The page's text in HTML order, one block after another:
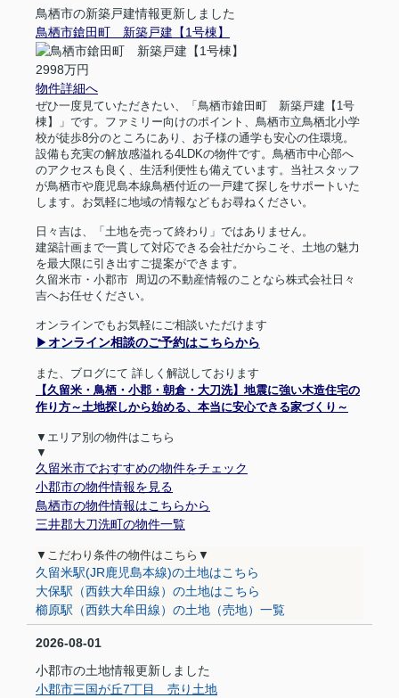
鳥栖市の新築戸建情報更新しました
鳥栖市鎗田町 新築戸建【1号棟】
2998万円
物件詳細へ
ぜひ一度見ていただきたい、「鳥栖市鎗田町 新築戸建【 1 号
棟】」です。ファミリー向けのポイント、鳥栖市立鳥栖北小学
校が徒歩8分のところにあり、お子様の通学も安心の住環境。
設備も充実の解放感溢れる4LDKの物件です。鳥栖市中心部へ
のアクセスも良く、生活利便性も備えています。当社スタッフ
が鳥栖市や鹿児島本線鳥栖付近の一戸建て探しをサポートいた
します。お気軽に地域の情報などもお尋ねください。
日々吉は、「土地を売って終わり」ではありません。
建築計画まで一貫して対応できる会社だからこそ、土地の魅力
を最大限に引き出すご提案ができます。
久留米市・小郡市
周辺の不動産情報のことなら株式会社日々
吉へお任せください。
オンラインでもお気軽にご相談いただけます
▶︎オンライン相談のご予約はこちらから
また、ブログにて 詳しく解説しております
【久留米・鳥栖・小郡・朝倉・大刀洗】地震に強い木造住宅の
作り方～土地探しから始める、本当に安心できる家づくり～
▼エリア別の物件はこちら
▼
久留米市でおすすめの物件をチェック
小郡市の物件情報を見る
鳥栖市の物件情報はこちらから
三井郡大刀洗町の物件一覧
▼ こだわり条件の物件はこちら ▼
久留米駅(JR鹿児島本線)の土地はこちら
大保駅（西鉄大牟田線）の土地はこちら
櫛原駅（西鉄大牟田線）の土地（売地）一覧
2026-08-01
小郡市の土地情報更新しました
小郡市三国が丘7丁目 売り土地